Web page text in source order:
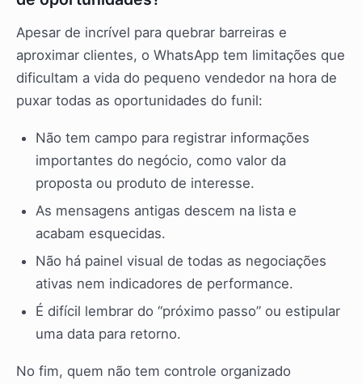
Apesar de incrível para quebrar barreiras e
aproximar clientes, o WhatsApp tem limitações que
dificultam a vida do pequeno vendedor na hora de
puxar todas as oportunidades do funil:
Não tem campo para registrar informações
importantes do negócio, como valor da
proposta ou produto de interesse.
As mensagens antigas descem na lista e
acabam esquecidas.
Não há painel visual de todas as negociações
ativas nem indicadores de performance.
É difícil lembrar do “próximo passo” ou estipular
uma data para retorno.
No fim, quem não tem controle organizado